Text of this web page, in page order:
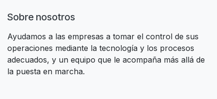
Sobre nosotros
Ayudamos a las empresas a tomar el control de sus
operaciones mediante la tecnología y los procesos
adecuados, y un equipo que le acompaña más allá de
la puesta en marcha.